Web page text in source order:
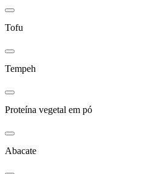
Tofu
Tempeh
Proteína vegetal em pó
Abacate